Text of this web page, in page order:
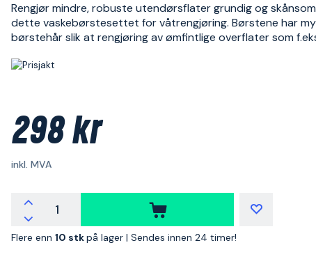
Rengjør mindre, robuste utendørsflater grundig og
dette vaskebørstesettet for våtrengjøring. Børstene har
børstehår slik at rengjøring av ømfintlige overflater som
298 kr
inkl. MVA
Flere enn 10 stkpå lager | Sendes innen 24 timer!